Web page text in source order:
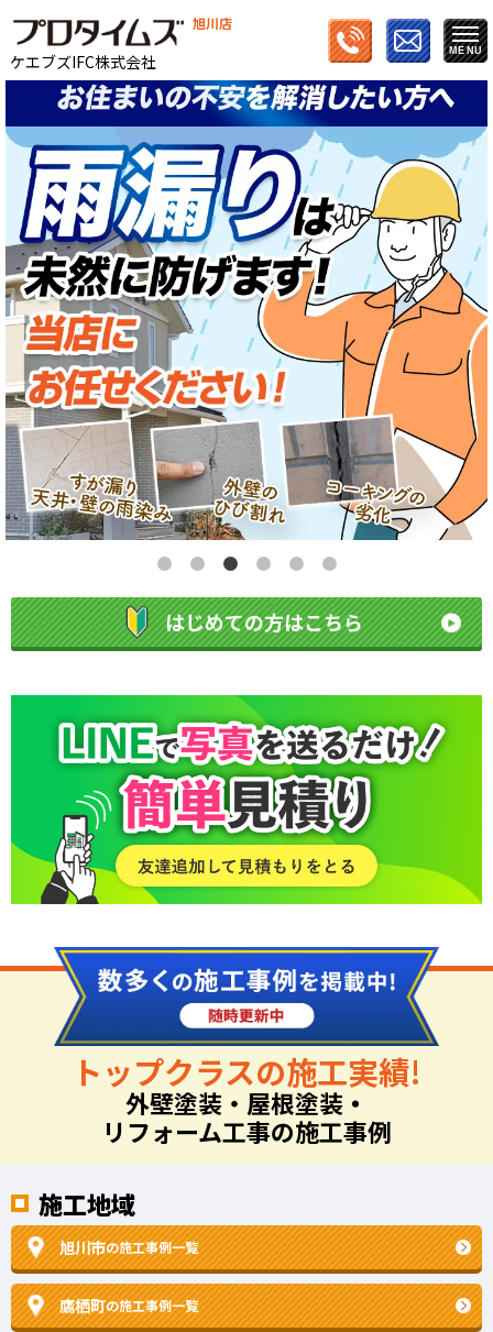
旭川店
ケエブズIFC株式会社
はじめての方はこちら
トップクラスの施工実績!
外壁塗装・屋根塗装 ・
リフォーム工事の施工事例
施工地域
旭川市の施工事例一覧
鷹栖町の施工事例一覧